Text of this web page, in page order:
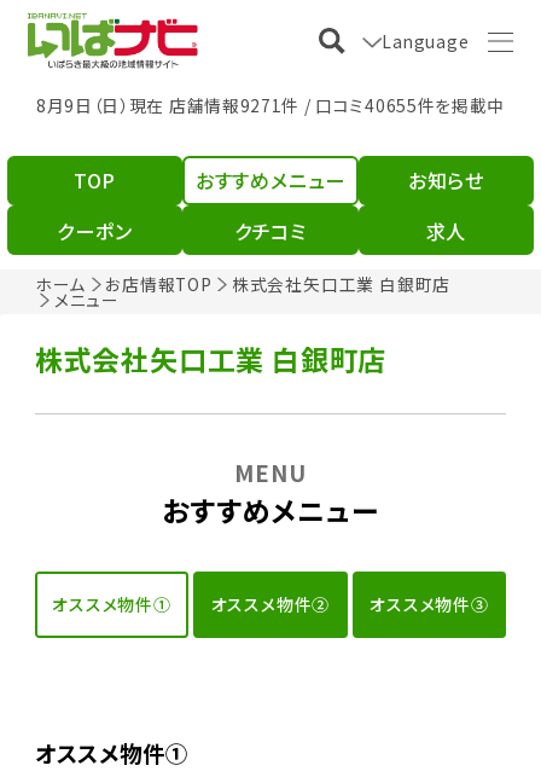
Language
8月9日（日）現在 店舗情報9271件 / 口コミ40655件を掲載中
ホーム お店情報TOP 株式会社矢口工業 白銀町店
メニュー
TOP おすすめメニュー
お知らせ
クーポン
クチコミ 求人
株式会社矢口工業 白銀町店
おすすめメニュー
MENU
オススメ物件① オススメ物件② オススメ物件③
オススメ物件①